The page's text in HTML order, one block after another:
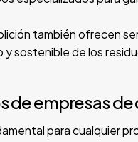
también ofrecen
sostenible de los
de empresas
para cualquier